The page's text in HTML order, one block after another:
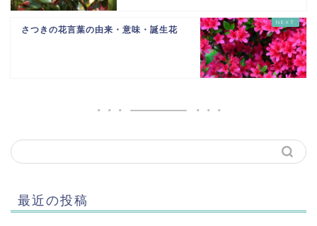
さつきの花言葉の由来・意味・誕生花
最近の投稿